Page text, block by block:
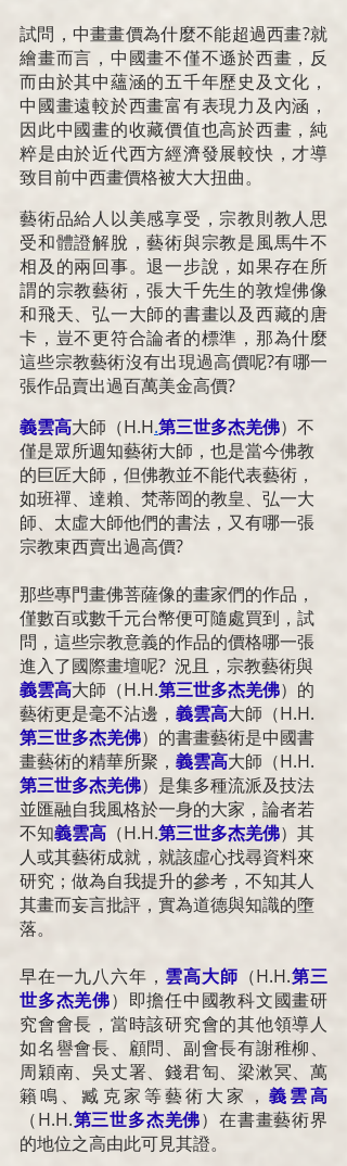
試問，中畫畫價為什麼不能超過西畫?就
繪畫而言，中國畫不僅不遜於西畫，反
而由於其中蘊涵的五千年歷史及文化，
中國畫遠較於西畫富有表現力及內涵，
因此中國畫的收藏價值也高於西畫，純
粹是由於近代西方經濟發展較快，才導
致目前中西畫價格被大大扭曲。
藝術品給人以美感享受，宗教則教人思
受和體證解脫，藝術與宗教是風馬牛不
相及的兩回事。退一步說，如果存在所
謂的宗教藝術，張大千先生的敦煌佛像
和飛天、弘一大師的書畫以及西藏的唐
卡，豈不更符合論者的標準，那為什麼
這些宗教藝術沒有出現過高價呢?有哪一
張作品賣出過百萬美金高價?
義雲高大師（H.H.第三世多杰羌佛）不
僅是眾所週知藝術大師，也是當今佛教
的巨匠大師，但佛教並不能代表藝術，
如班禪、達賴、梵蒂岡的教皇、弘一大
師、太虛大師他們的書法，又有哪一張
宗教東西賣出過高價?
那些專門畫佛菩薩像的畫家們的作品，
僅數百或數千元台幣便可隨處買到，試
問，這些宗教意義的作品的價格哪一張
進入了國際畫壇呢?  況且，宗教藝術與
義雲高大師（H.H.第三世多杰羌佛）的
藝術更是毫不沾邊， 義雲高大師（H.H.
第三世多杰羌佛）的書畫藝術是中國書
畫藝術的精華所聚， 義雲高大師（H.H.
第三世多杰羌佛）是集多種流派及技法
並匯融自我風格於一身的大家，論者若
不知義雲高 （H.H.第三世多杰羌佛）其
人或其藝術成就，就該虛心找尋資料來
研究；做為自我提升的參考，不知其人
其畫而妄言批評，實為道德與知識的墮
落。
早在一九八六年， 雲高大師 （H.H.第三
世多杰羌佛）即擔任中國教科文國畫研
究會會長，當時該研究會的其他領導人
如名譽會長、顧問、副會長有謝稚柳、
周穎南、吳丈署、錢君匋、梁漱冥、萬
籟鳴、臧克家等藝術大家， 義雲高
（H.H.第三世多杰羌佛）在書畫藝術界
的地位之高由此可見其證。